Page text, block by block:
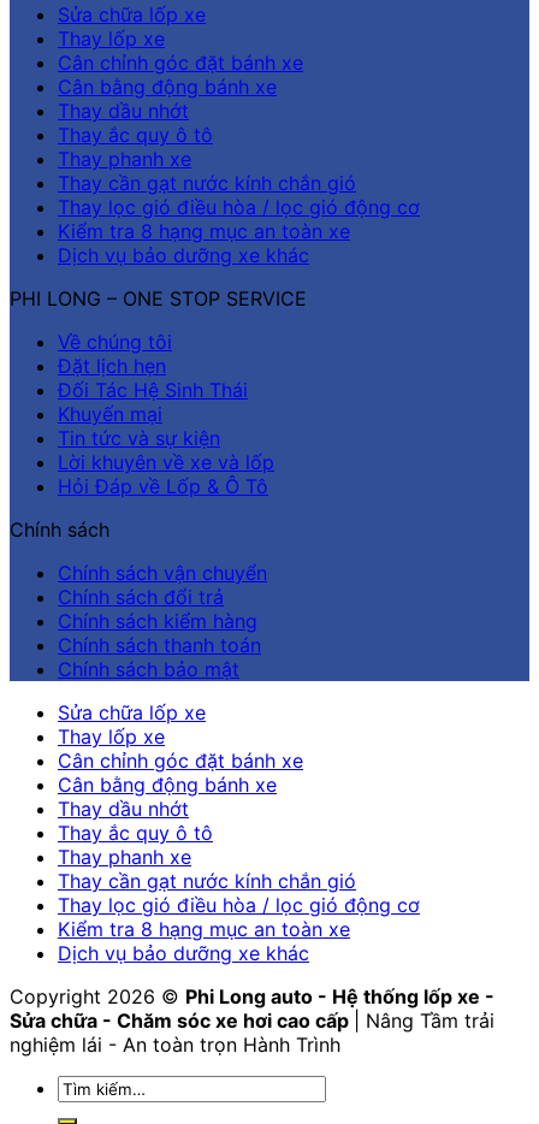
Sửa chữa lốp xe
Thay lốp xe
Cân chỉnh góc đặt bánh xe
Cân bằng động bánh xe
Thay dầu nhớt
Thay ắc quy ô tô
Thay phanh xe
Thay cần gạt nước kính chắn gió
Thay lọc gió điều hòa / lọc gió động cơ
Kiểm tra 8 hạng mục an toàn xe
Dịch vụ bảo dưỡng xe khác
PHI LONG – ONE STOP SERVICE
Về chúng tôi
Đặt lịch hẹn
Đối Tác Hệ Sinh Thái
Khuyến mại
Tin tức và sự kiện
Lời khuyên về xe và lốp
Hỏi Đáp về Lốp & Ô Tô
Chính sách
Chính sách vận chuyển
Chính sách đổi trả
Chính sách kiểm hàng
Chính sách thanh toán
Chính sách bảo mật
Sửa chữa lốp xe
Thay lốp xe
Cân chỉnh góc đặt bánh xe
Cân bằng động bánh xe
Thay dầu nhớt
Thay ắc quy ô tô
Thay phanh xe
Thay cần gạt nước kính chắn gió
Thay lọc gió điều hòa / lọc gió động cơ
Kiểm tra 8 hạng mục an toàn xe
Dịch vụ bảo dưỡng xe khác
Copyright 2026 © Phi Long auto - Hệ thống lốp xe -
Sửa chữa - Chăm sóc xe hơi cao cấp
| Nâng Tầm trải
nghiệm lái - An toàn trọn Hành Trình
Tìm
kiếm: